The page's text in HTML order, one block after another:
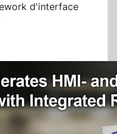
d'interface